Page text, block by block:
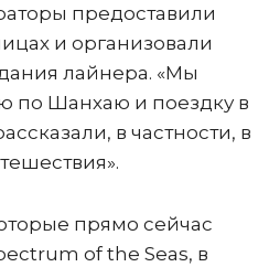
предоставили
и организовали
лайнера. «Мы
по Шанхаю и поездку в
в частности, в
прямо сейчас
of the Seas, в